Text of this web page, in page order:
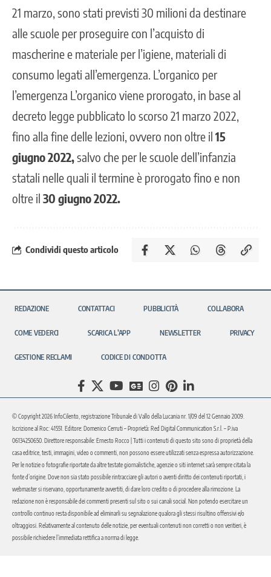
21 marzo, sono stati previsti 30 milioni da destinare
alle scuole per proseguire con l’acquisto di
mascherine e materiale per l’igiene, materiali di
consumo legati all’emergenza. L’organico per
l’emergenza L’organico viene prorogato, in base al
decreto legge pubblicato lo scorso 21 marzo 2022,
fino alla fine delle lezioni, ovvero non oltre il 15
giugno 2022,salvo che per le scuole dell’infanzia
statali nelle quali il termine è prorogato fino e non
oltre il 30 giugno 2022.
Condividi questo articolo
REDAZIONE CONTATTACI PUBBLICITÀ COLLABORA
COME VEDERCI SCARICA L’APP NEWSLETTER PRIVACY
GESTIONE RECLAMI CODICE DI CONDOTTA
© Copyright 2026 InfoCilento, registrazione Tribunale di Vallo della Lucania nr. 1/09 del 12 Gennaio 2009.
Iscrizione al Roc: 41551. Editore: Domenico Cerruti – Proprietà: Red Digital Communication S.r.l. – P.iva
06134250650. Direttore responsabile: Ernesto Rocco | Tutti i contenuti di questo sito sono di proprietà della
casa editrice, testi, immagini, video o commenti, non possono essere utilizzati senza espressa autorizzazione.
Per le notizie o fotografie riportate da altre testate giornalistiche, agenzie o siti internet sarà sempre citata la
fonte d’origine. Dove non sia stato possibile rintracciare gli autori o aventi diritto dei contenuti riportati, i
webmaster si riservano, opportunamente avvertiti, di dare loro credito o di procedere alla rimozione. La
redazione non è responsabile dei commenti presenti sul sito o sui canali social. Non potendo esercitare un
controllo continuo resta disponibile ad eliminarli su segnalazione qualora gli stessi risultino offensivi e/o
oltraggiosi. Relativamente al contenuto delle notizie, per eventuali contenuti non corretti o non veritieri, è
possibile richiedere l’immediata rettifica a norma di legge.